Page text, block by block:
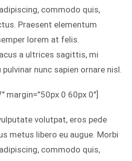
commodo quis,
Praesent elementum
lorem at felis.
a ultrices sagittis, mi
nunc sapien ornare nisl.
margin=”50px 0 60px 0″]
volutpat, eros pede
metus libero eu augue. Morbi
commodo quis,